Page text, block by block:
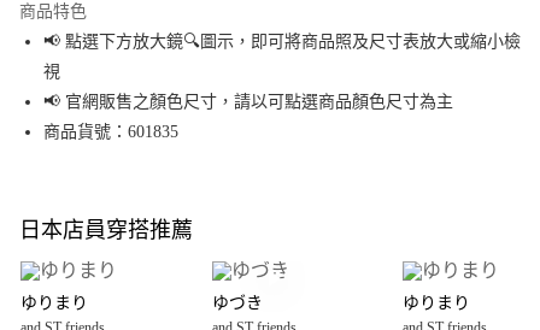
Apple Pay
街口支付
悠遊付
全盈+PAY
大哥付你分期
【大哥付你分期使用說明】
商品特色
📢 點選下方放大鏡🔍圖示，即可將商品照及尺寸表放大或縮小檢
視
📢 官網販售之顏色尺寸，請以可點選商品顏色尺寸為主
商品貨號：601835
日本店員穿搭推薦
ゆりまり ゆづき ゆりまり